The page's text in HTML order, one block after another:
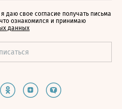
даю свое согласие получать письма
ознакомился и принимаю
данных